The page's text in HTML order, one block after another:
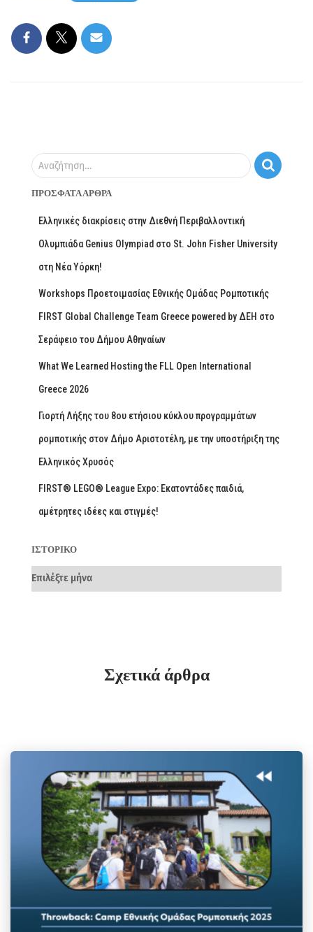
Αναζήτηση…
ΠΡΌΣΦΑΤΑ ΆΡΘΡΑ
Ελληνικές διακρίσεις στην Διεθνή Περιβαλλοντική
Ολυμπιάδα Genius Olympiad στο St. John Fisher University
στη Νέα Υόρκη!
Workshops Προετοιμασίας Εθνικής Ομάδας Ρομποτικής
FIRST Global Challenge Team Greece powered by ΔΕΗ στο
Σεράφειο του Δήμου Αθηναίων
What We Learned Hosting the FLL Open International
Greece 2026
Γιορτή Λήξης του 8ου ετήσιου κύκλου προγραμμάτων
ρομποτικής στον Δήμο Αριστοτέλη, με την υποστήριξη της
Ελληνικός Χρυσός
FIRST® LEGO® League Expo: Εκατοντάδες παιδιά,
αμέτρητες ιδέες και στιγμές!
ΙΣΤΟΡΙΚΌ
Σχετικά άρθρα